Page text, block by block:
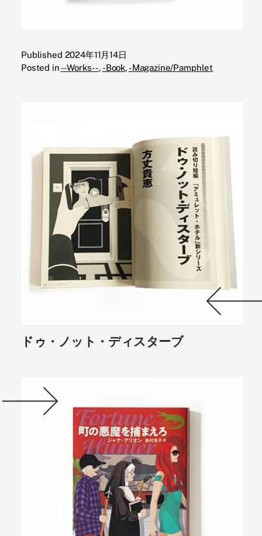
Published 2024年11月14日
Posted in --Works--, -Book, -Magazine/Pamphlet
ドゥ・ノット・ディスターブ